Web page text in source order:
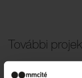
További